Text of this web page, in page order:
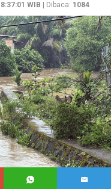
WIB | Dibaca: 1084